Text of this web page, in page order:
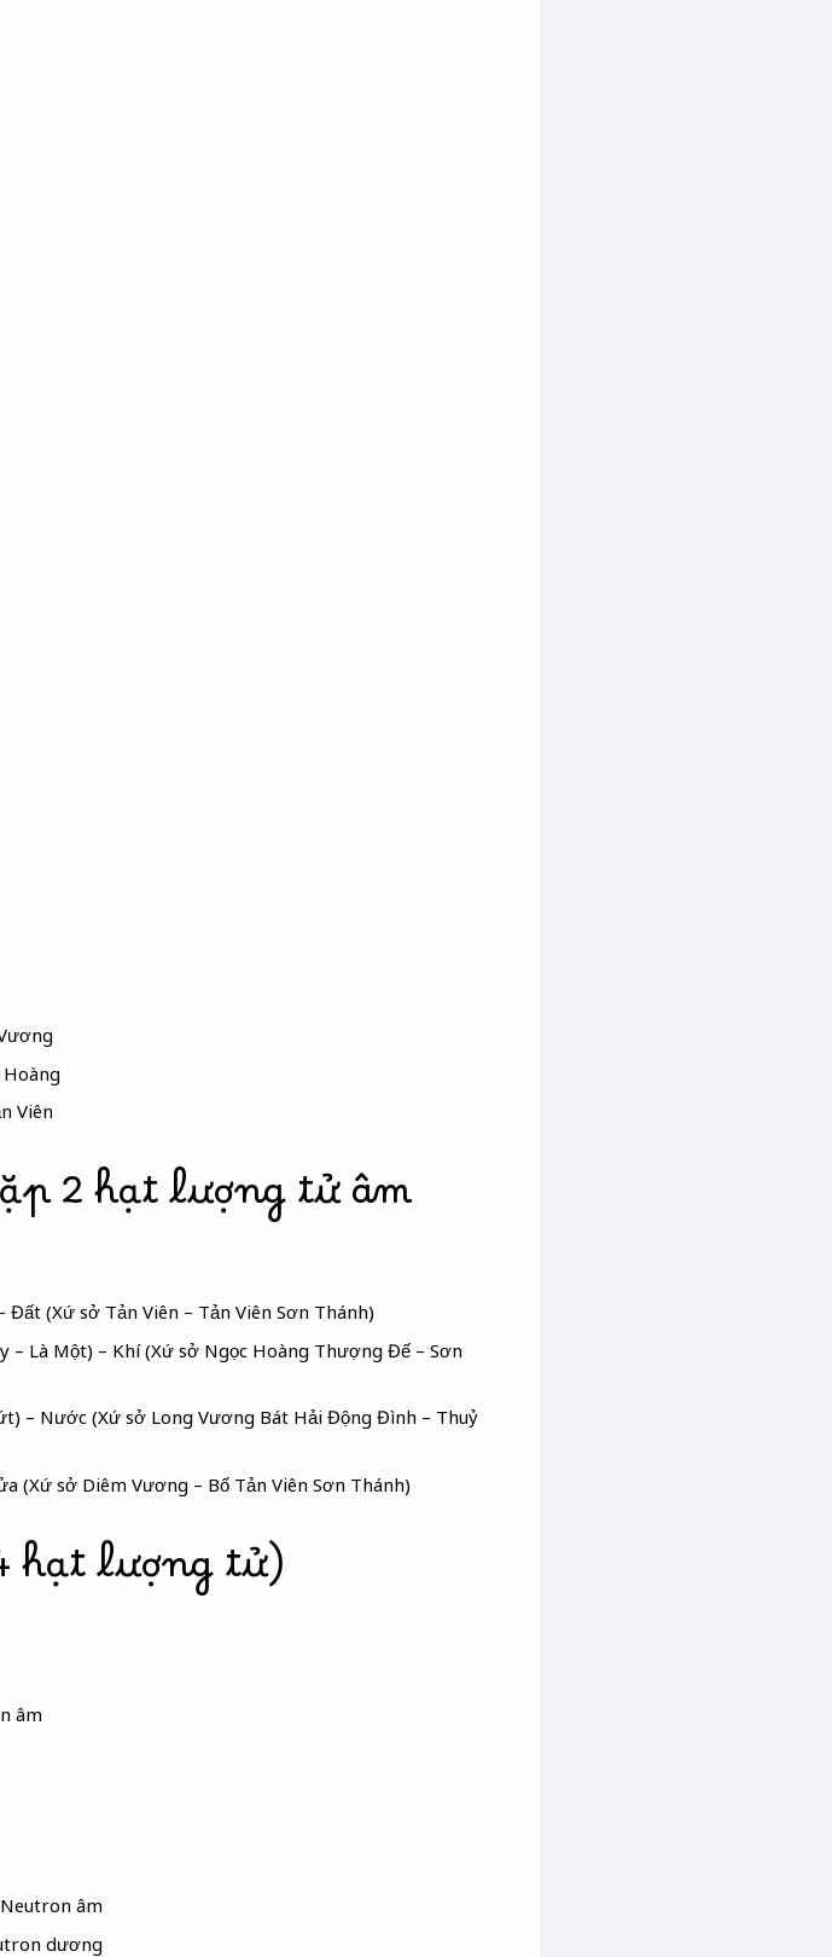
Viên
2 hạt lượng tử âm
(Xứ sở Tản Viên – Tản Viên Sơn Thánh)
Là Một) – Khí (Xứ sở Ngọc Hoàng Thượng Đế – Sơn
– Nước (Xứ sở Long Vương Bát Hải Động Đình – Thuỷ
(Xứ sở Diêm Vương – Bố Tản Viên Sơn Thánh)
hạt lượng tử)
âm
âm
dương